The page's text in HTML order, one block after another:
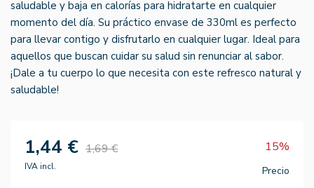
saludable y baja en calorías para hidratarte en cualquier
momento del día. Su práctico envase de 330ml es perfecto
para llevar contigo y disfrutarlo en cualquier lugar. Ideal para
aquellos que buscan cuidar su salud sin renunciar al sabor.
¡Dale a tu cuerpo lo que necesita con este refresco natural y
saludable!
1,44 € 1,69 € 15%
IVA incl. Precio